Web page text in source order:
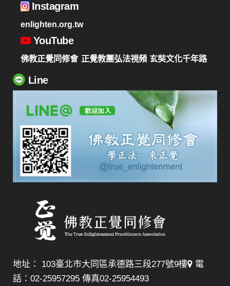
Instagram
enlighten.org.tw
YouTube
佛教正覺同修會 正覺教團弘法視頻 玄奘文化千年路
Line
地址： 103臺北市大同區承德路三段277號9樓
電
話：02-25957295 傳真02-25954493